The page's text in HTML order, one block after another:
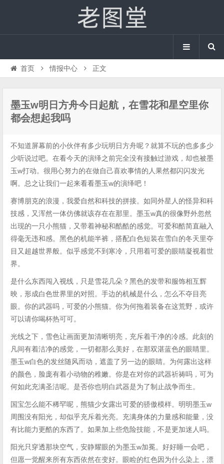
首页 情报中心 正文
墨玉w明日方舟今日起航，在雪花和星空里你
都会想起我吗
不知道屏幕前的小伙伴有多少玩明日方舟呢？就算不玩的也多多少
少听说过吧。在看今天的演绎之前完全没有接触过游戏，却也被墨
玉w打动。很用心努力的在做自己喜欢事情的人果然都闪闪发光
啊。总之让我们一起来看看墨玉w的演绎吧！
赛博朋克的浪漫，我爱自然和科技的拼接。如同外星人的怪异和科
技感，又浑然一体仿佛就该存在在那里。墨玉w真的很像野外忽然
出现的一只小熊猫，又带着神秘和酷酷的感觉。可爱和酷简直融入
得毫无违和感。黑色的机能半裤，搭配白色短装在雪白的冬天里夺
目又超越世界般。似乎感觉不到寒冷，只用着可爱的眼睛凝视着世
界。
是什么东西闯入视线，只是雪花几朵？黑色的发带和服饰相互辉
映，形成白色世界里的对照。手边的机械是什么，怎么不夺目亮
眼。你的武器吗，可爱的小熊猫。你为何拖着装备在这荒野，或许
可以请你喝杯热可可。
光线之下，雪色让画面更加清晰明亮，充斥着干净的冷感。此刻的
凡间有着洁净的感觉，一切都那么美好，在那双湛蓝色的眼睛里。
墨玉w白色的发丝随风而动，遮盖了另一边的眼睛。为何露出这样
的颜色，脸庞有着小动物的稚嫩。你是在对你的武器祈祷吗，可为
何如此充满圣洁呢。是否你也明白武器是为了制止战争而生。
国宝怎么能不稀罕呢，熊猫少女露出可爱的骄傲模样。明明墨玉w
周围没有阳光，却似乎充斥着光亮。充满身体的力量感和能量，没
有比能力更酷的东西了。如果加上些危险技能，不是更加迷人吗。
阳光只穿透那块空气，安静耀眼的为墨玉w加冕。好好睡一会吧，
但愿一觉醒来所有东西依然在变好。眼睑的红色因为什么染上，漂